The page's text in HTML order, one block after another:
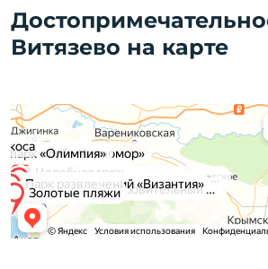
Витязево на карте